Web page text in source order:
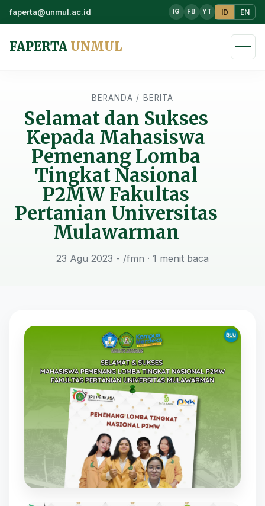
faperta@unmul.ac.id IG FB YT ID EN
FAPERTA UNMUL
BERANDA / BERITA
Selamat dan Sukses
Kepada Mahasiswa
Pemenang Lomba
Tingkat Nasional
P2MW Fakultas
Pertanian Universitas
Mulawarman
23 Agu 2023 - /fmn · 1 menit baca